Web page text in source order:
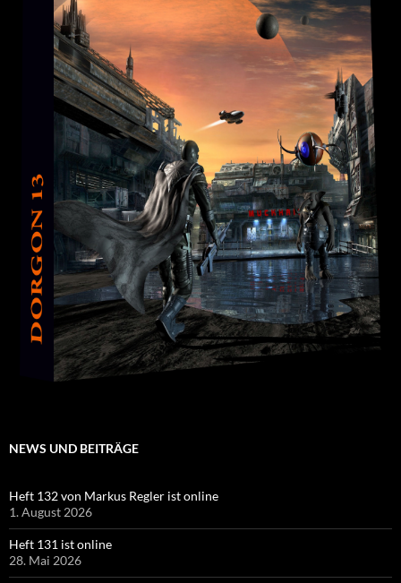
NEWS UND BEITRÄGE
Heft 132 von Markus Regler ist online
1. August 2026
Heft 131 ist online
28. Mai 2026